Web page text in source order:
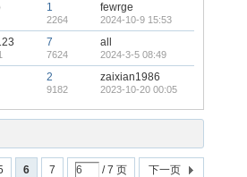
1
2264
fewrge
2024-10-9 15:53
7
7624
all
2024-3-5 08:49
2
9182
zaixian1986
2023-10-20 00:05
6 7 / 7 页 下一页